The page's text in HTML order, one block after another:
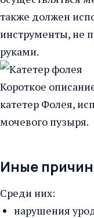
также должен
инструменты, не
руками.
Короткое
катетер Фолея,
мочевого пузыря.
Иные
Среди них:
нарушения